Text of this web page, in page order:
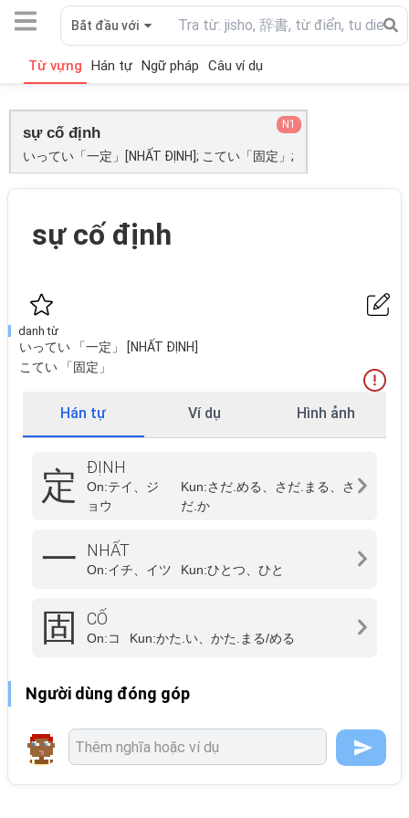
Bắt đầu với
Từ vựng Hán tự Ngữ pháp Câu ví dụ
sự cố định
いってい「一定」[NHẤT ĐỊNH]; こてい「固定」;
N1
sự cố định
danh từ
いってい 「一定」 [NHẤT ĐỊNH]
こてい 「固定」
Hán tự Ví dụ Hình ảnh
定 ĐỊNH
On:テイ、ジ
ョウ
Kun:さだ.める、さだ.まる、さ
だ.か
一 NHẤT
On:イチ、イツ Kun:ひとつ、ひと
固 CỐ
On:コ Kun:かた.い、かた.まる/める
Người dùng đóng góp